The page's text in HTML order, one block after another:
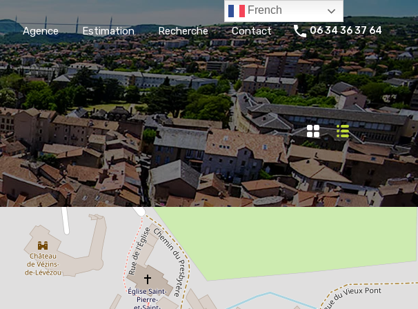
Agence Estimation Recherche Contact 06 34 36 37 64
French